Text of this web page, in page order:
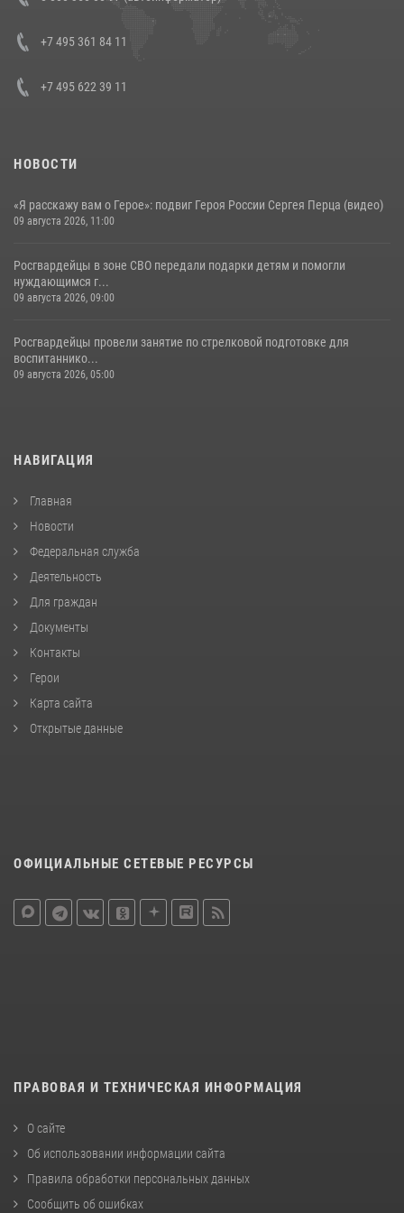
представителя Президента Российской Федерации в Северо-
Кавказском федеральном округе Виталием Кузнецовым
+7 495 361 84 11
+7 495 622 39 11
НОВОСТИ
«Я расскажу вам о Герое»: подвиг Героя России Сергея Перца (видео)
09 августа 2026, 11:00
Росгвардейцы в зоне СВО передали подарки детям и помогли
нуждающимся г...
09 августа 2026, 09:00
Росгвардейцы провели занятие по стрелковой подготовке для
воспитаннико...
09 августа 2026, 05:00
НАВИГАЦИЯ
Главная
Новости
Федеральная служба
Деятельность
Для граждан
Документы
Контакты
Герои
Карта сайта
Открытые данные
ОФИЦИАЛЬНЫЕ СЕТЕВЫЕ РЕСУРСЫ
ПРАВОВАЯ И ТЕХНИЧЕСКАЯ ИНФОРМАЦИЯ
О сайте
Об использовании информации сайта
Правила обработки персональных данных
Сообщить об ошибках